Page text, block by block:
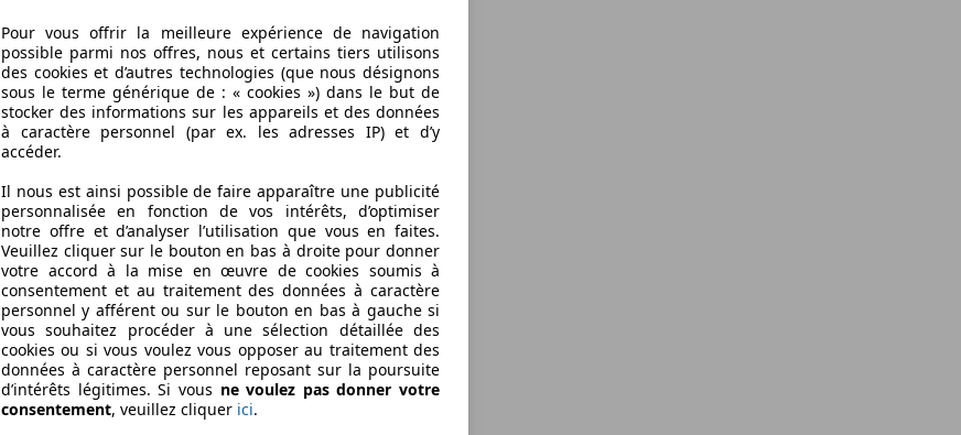
Pour vous offrir la meilleure expérience de navigation
possible parmi nos offres, nous et certains tiers utilisons
des cookies et d’autres technologies (que nous désignons
sous le terme générique de : « cookies ») dans le but de
stocker des informations sur les appareils et des données
à caractère personnel (par ex. les adresses IP) et d’y
accéder.
Il nous est ainsi possible de faire apparaître une publicité
personnalisée en fonction de vos intérêts, d’optimiser
notre offre et d’analyser l’utilisation que vous en faites.
Veuillez cliquer sur le bouton en bas à droite pour donner
votre accord à la mise en œuvre de cookies soumis à
consentement et au traitement des données à caractère
personnel y afférent ou sur le bouton en bas à gauche si
vous souhaitez procéder à une sélection détaillée des
cookies ou si vous voulez vous opposer au traitement des
données à caractère personnel reposant sur la poursuite
d’intérêts légitimes. Si vous ne voulez pas donner votre
consentement, veuillez cliquer ici.